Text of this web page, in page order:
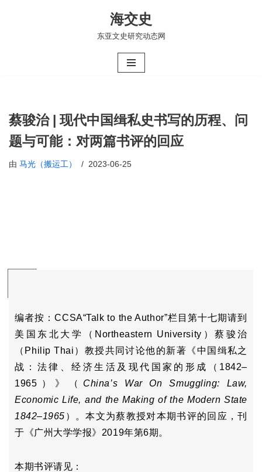
海交史
东亚文史研究动态网
蔡骏治 | 现代中国缉私史书写的历程、问
题与可能：对两篇书评的回应
由 马光（搬运工） 2023-06-25
编者按：CCSA“Talk to the Author”栏目第十七期请到
美国东北大学（ Northeastern University ）蔡骏治
（Philip Thai）教授共同讨论他的新著《中国缉私之
战：法律、经济生活及现代国家的形成（1842–
1965）》（ China’s War On Smuggling: Law,
Economic Life, and the Making of the Modern State
1842–1965 ） 。本文为蔡教授对本期书评的回应，刊
于《广州大学学报》2019年第6期。
本期书评请见：